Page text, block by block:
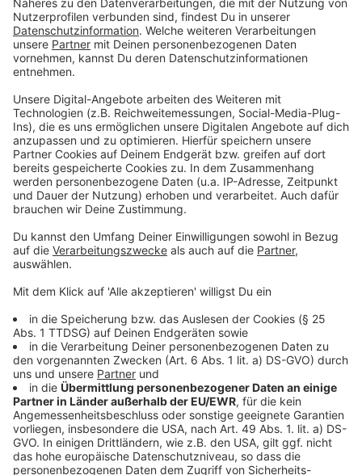
Lehrkräfte umfassend geschult - online und in
Präsenz.
Didaktisches Material: Videos, Lehrhefte und
Unterrichtseinheiten werden von Partnern wie der
Deutschen Herzstiftung, dem ADAC, der Björn-
Steiger-Stiftung und Ärztekammern
bereitgestellt.
Anzeige
Ministerpräsident Hendrik Wüst betont, wie wichtig es
ist, dass junge Menschen frühzeitig lernen, in
medizinischen Notfällen richtig zu handeln.
Schulministerin Dorothee Feller vergleicht
Selbstverständlichkeit werden." Ziel sei es, eine
Generation auszubilden, die im Ernstfall schnell, sicher
und mutig handelt - und damit Leben rettet.
Autoren José Narciandi und David Müller
Anzeige